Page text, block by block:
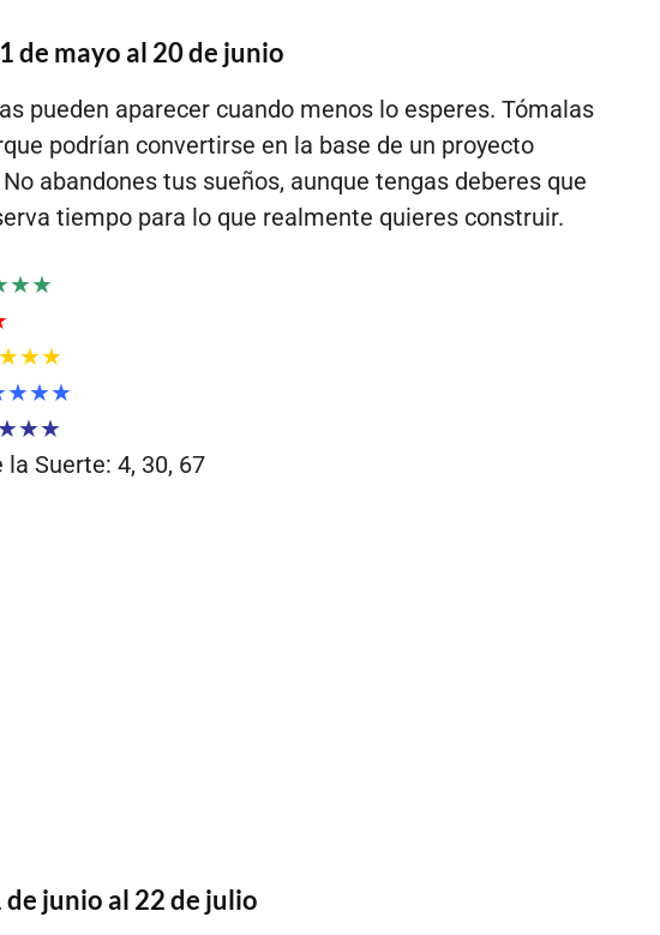
de mayo al 20 de junio
pueden aparecer cuando menos lo esperes. Tómalas
podrían convertirse en la base de un proyecto
abandones tus sueños, aunque tengas deberes que
tiempo para lo que realmente quieres construir.
Suerte: 4, 30, 67
de junio al 22 de julio